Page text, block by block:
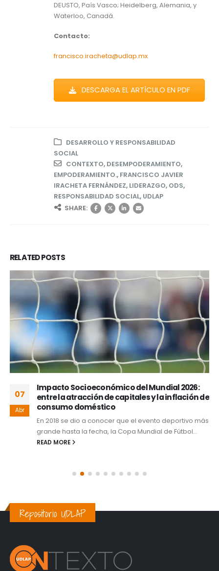
DEUSTO, País Vasco; Heidelberg, Alemania, y
Waterloo, Canadá.
Contacto:
francisco.iracheta@udlap.mx
DESCARGA EL ARTÍCULO EN PDF
DESARROLLO Y RESPONSABILIDAD
SOCIAL
CONTEXTO, DESEMPODERAMIENTO,
EMPODERAMIENTO., FRANCISCO JAVIER
IRACHETA FERNÁNDEZ, LIDERAZGO, ODS,
RESPONSABILIDAD SOCIAL, UDLAP
SHARE:
RELATEDPOSTS
07
Abr
Impacto Socioeconómico del Mundial 2026:
entre la atracción de capitales y la inflación de
consumo doméstico
En 2018 se dio a conocer que el evento deportivo más
grande hasta la fecha, la Copa Mundial de Fútbol...
READ MORE
Repositorio UDLAP